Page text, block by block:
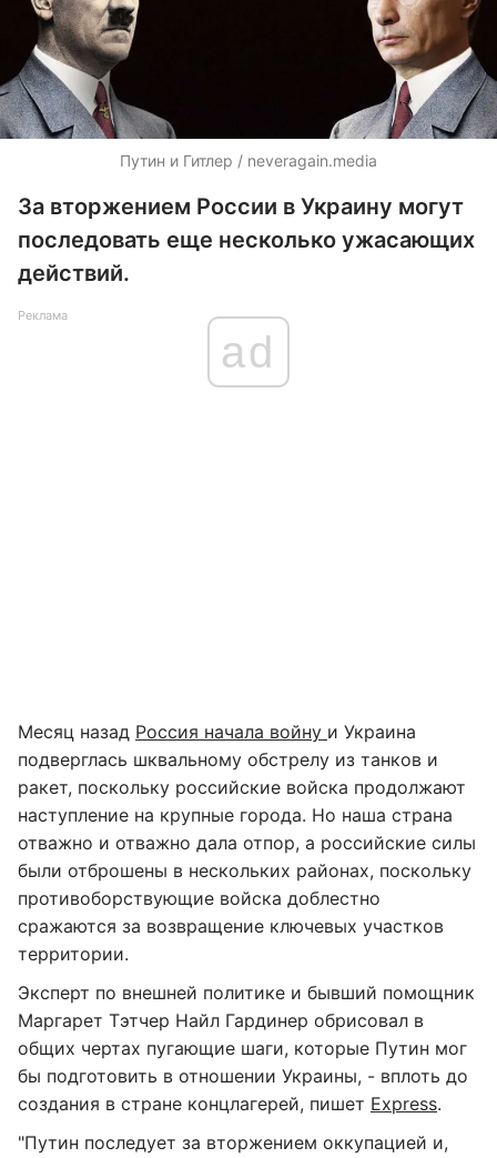
Путин и Гитлер / neveragain.media
За вторжением России в Украину могут
последовать еще несколько ужасающих
действий.
Реклама
ad
Месяц назад Россия начала войну и Украина
подверглась шквальному обстрелу из танков и
ракет, поскольку российские войска продолжают
наступление на крупные города. Но наша страна
отважно и отважно дала отпор, а российские силы
были отброшены в нескольких районах, поскольку
противоборствующие войска доблестно
сражаются за возвращение ключевых участков
территории.
Эксперт по внешней политике и бывший помощник
Маргарет Тэтчер Найл Гардинер обрисовал в
общих чертах пугающие шаги, которые Путин мог
бы подготовить в отношении Украины, - вплоть до
создания в стране концлагерей, пишет Express.
"Путин последует за вторжением оккупацией и,